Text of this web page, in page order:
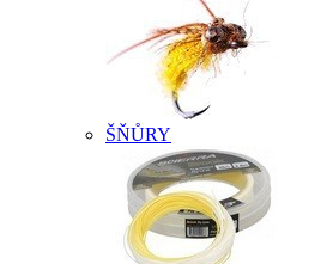
ŠŇŮRY